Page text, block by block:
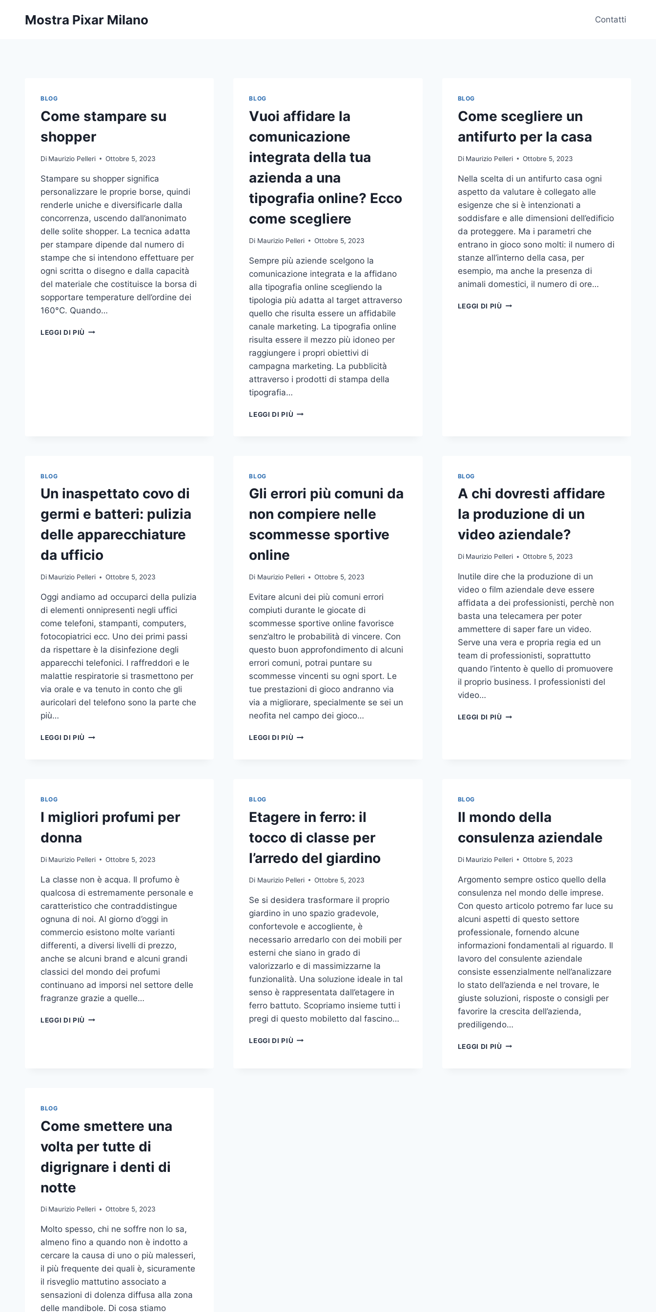
Mostra Pixar Milano Contatti
BLOG
Come stampare su
shopper
Di Maurizio Pelleri Ottobre 5, 2023
Stampare su shopper significa
personalizzare le proprie borse, quindi
renderle uniche e diversificarle dalla
concorrenza, uscendo dall’anonimato
delle solite shopper. La tecnica adatta
per stampare dipende dal numero di
stampe che si intendono effettuare per
ogni scritta o disegno e dalla capacità
del materiale che costituisce la borsa di
sopportare temperature dell’ordine dei
160°C. Quando…
LEGGI DI PIÙ COME
BLOG
Vuoi affidare la
comunicazione
integrata della tua
azienda a una
tipografia online? Ecco
come scegliere
Di Maurizio Pelleri Ottobre 5, 2023
Sempre più aziende scelgono la
comunicazione integrata e la affidano
alla tipografia online scegliendo la
tipologia più adatta al target attraverso
quello che risulta essere un affidabile
canale marketing. La tipografia online
risulta essere il mezzo più idoneo per
raggiungere i propri obiettivi di
campagna marketing. La pubblicità
attraverso i prodotti di stampa della
tipografia…
LEGGI DI PIÙ VUOI
A
TIPOGRAFIA
ONLINE?
ECCO
BLOG
Come scegliere un
antifurto per la casa
Di Maurizio Pelleri Ottobre 5, 2023
Nella scelta di un antifurto casa ogni
aspetto da valutare è collegato alle
esigenze che si è intenzionati a
soddisfare e alle dimensioni dell’edificio
da proteggere. Ma i parametri che
entrano in gioco sono molti: il numero di
stanze all’interno della casa, per
esempio, ma anche la presenza di
animali domestici, il numero di ore…
LEGGI DI PIÙ COME
BLOG
Un inaspettato covo di
germi e batteri: pulizia
delle apparecchiature
da ufficio
Di Maurizio Pelleri Ottobre 5, 2023
Oggi andiamo ad occuparci della pulizia
di elementi onnipresenti negli uffici
come telefoni, stampanti, computers,
fotocopiatrici ecc. Uno dei primi passi
da rispettare è la disinfezione degli
apparecchi telefonici. I raffreddori e le
malattie respiratorie si trasmettono per
via orale e va tenuto in conto che gli
auricolari del telefono sono la parte che
più…
LEGGI DI PIÙ UN
DELLE
APPARECCHIATURE
BLOG
Gli errori più comuni da
non compiere nelle
scommesse sportive
online
Di Maurizio Pelleri Ottobre 5, 2023
Evitare alcuni dei più comuni errori
compiuti durante le giocate di
scommesse sportive online favorisce
senz’altro le probabilità di vincere. Con
questo buon approfondimento di alcuni
errori comuni, potrai puntare su
scommesse vincenti su ogni sport. Le
tue prestazioni di gioco andranno via
via a migliorare, specialmente se sei un
neofita nel campo dei gioco…
LEGGI DI PIÙ GLI
SCOMMESSE
ONLINE
BLOG
A chi dovresti affidare
la produzione di un
video aziendale?
Di Maurizio Pelleri Ottobre 5, 2023
Inutile dire che la produzione di un
video o film aziendale deve essere
affidata a dei professionisti, perchè non
basta una telecamera per poter
ammettere di saper fare un video.
Serve una vera e propria regia ed un
team di professionisti, soprattutto
quando l’intento è quello di promuovere
il proprio business. I professionisti del
video…
LEGGI DI PIÙ
BLOG
I migliori profumi per
donna
Di Maurizio Pelleri Ottobre 5, 2023
La classe non è acqua. Il profumo è
qualcosa di estremamente personale e
caratteristico che contraddistingue
ognuna di noi. Al giorno d’oggi in
commercio esistono molte varianti
differenti, a diversi livelli di prezzo,
anche se alcuni brand e alcuni grandi
classici del mondo dei profumi
continuano ad imporsi nel settore delle
fragranze grazie a quelle…
LEGGI DI PIÙ
BLOG
Etagere in ferro: il
tocco di classe per
l’arredo del giardino
Di Maurizio Pelleri Ottobre 5, 2023
Se si desidera trasformare il proprio
giardino in uno spazio gradevole,
confortevole e accogliente, è
necessario arredarlo con dei mobili per
esterni che siano in grado di
valorizzarlo e di massimizzarne la
funzionalità. Una soluzione ideale in tal
senso è rappresentata dall’etagere in
ferro battuto. Scopriamo insieme tutti i
pregi di questo mobiletto dal fascino…
LEGGI DI PIÙ ETAGERE
BLOG
Il mondo della
consulenza aziendale
Di Maurizio Pelleri Ottobre 5, 2023
Argomento sempre ostico quello della
consulenza nel mondo delle imprese.
Con questo articolo potremo far luce su
alcuni aspetti di questo settore
professionale, fornendo alcune
informazioni fondamentali al riguardo. Il
lavoro del consulente aziendale
consiste essenzialmente nell’analizzare
lo stato dell’azienda e nel trovare, le
giuste soluzioni, risposte o consigli per
favorire la crescita dell’azienda,
prediligendo…
LEGGI DI PIÙ IL
BLOG
Come smettere una
volta per tutte di
digrignare i denti di
notte
Di Maurizio Pelleri Ottobre 5, 2023
Molto spesso, chi ne soffre non lo sa,
almeno fino a quando non è indotto a
cercare la causa di uno o più malesseri,
il più frequente dei quali è, sicuramente
il risveglio mattutino associato a
sensazioni di dolenza diffusa alla zona
delle mandibole. Di cosa stiamo